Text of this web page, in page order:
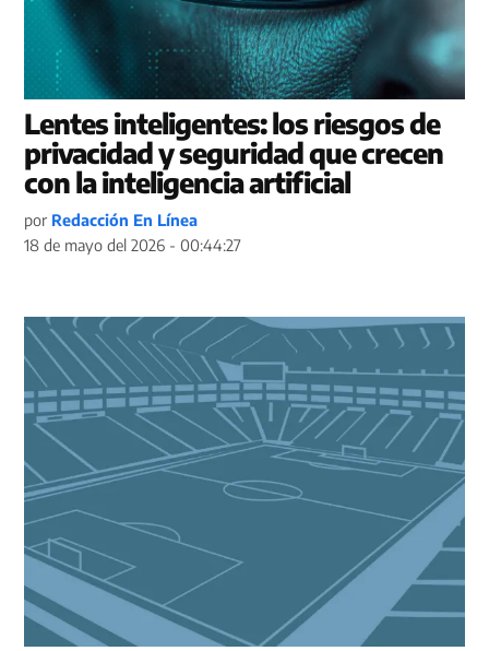
Lentes inteligentes: los riesgos de
privacidad y seguridad que crecen
con la inteligencia artificial
por Redacción En Línea
18 de mayo del 2026 - 00:44:27